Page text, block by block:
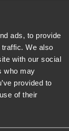
ads, to provide
We also
with our social
who may
provided to
of their
-